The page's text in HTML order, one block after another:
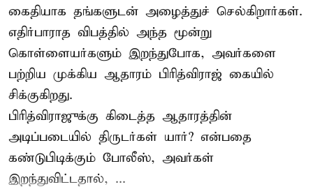
கைதியாக தங்களுடன் அழைத்துச் செல்கிறார்கள்.
எதிர்பாராத விபத்தில் அந்த மூன்று
கொள்ளையர்களும் இறந்துபோக, அவர்களை
பற்றிய முக்கிய ஆதாரம் பிரித்விராஜ் கையில்
சிக்குகிறது.
பிரித்விராஜுக்கு கிடைத்த ஆதாரத்தின்
அடிப்படையில் திருடர்கள் யார்? என்பதை
கண்டுபிடிக்கும் போலீஸ், அவர்கள்
இறந்துவிட்டதால், ...